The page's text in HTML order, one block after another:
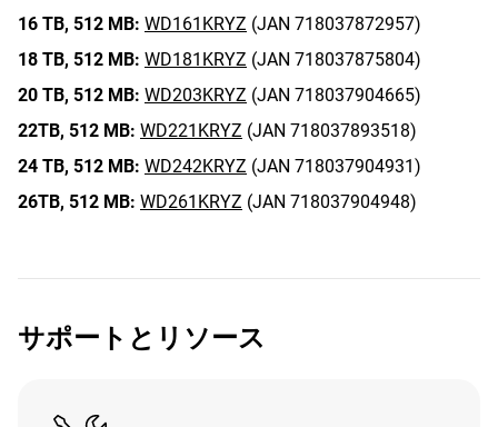
16 TB, 512 MB: WD161KRYZ (JAN 718037872957)
18 TB, 512 MB: WD181KRYZ (JAN 718037875804)
20 TB, 512 MB: WD203KRYZ (JAN 718037904665)
22TB, 512 MB: WD221KRYZ (JAN 718037893518)
24 TB, 512 MB: WD242KRYZ (JAN 718037904931)
26TB, 512 MB: WD261KRYZ (JAN 718037904948)
サポートとリソース